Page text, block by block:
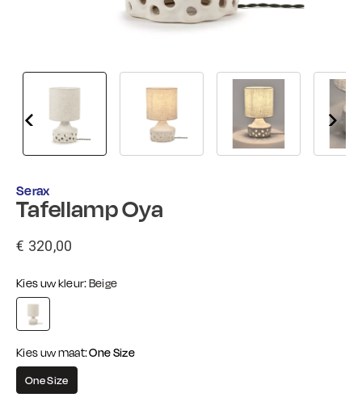
Serax
Tafellamp Oya
€ 320,00
Kies uw kleur:Beige
Kies uw maat:One Size
One Size